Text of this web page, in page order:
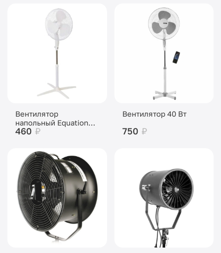
Вентилятор
напольный Equation
Altona
460 ₽
Вентилятор 40 Вт
750 ₽